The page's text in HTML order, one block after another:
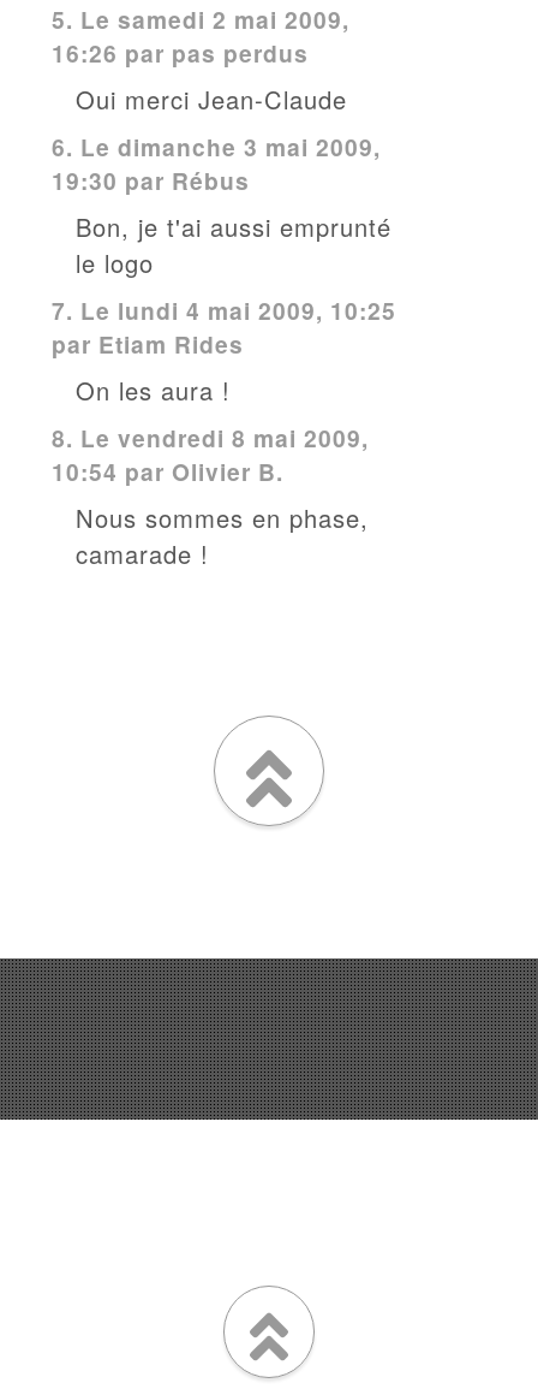
5. Le samedi 2 mai 2009,
16:26 par pas perdus
Oui merci Jean-Claude
6. Le dimanche 3 mai 2009,
19:30 par Rébus
Bon, je t'ai aussi emprunté
le logo
7. Le lundi 4 mai 2009, 10:25
par Etiam Rides
On les aura !
8. Le vendredi 8 mai 2009,
10:54 par Olivier B.
Nous sommes en phase,
camarade !